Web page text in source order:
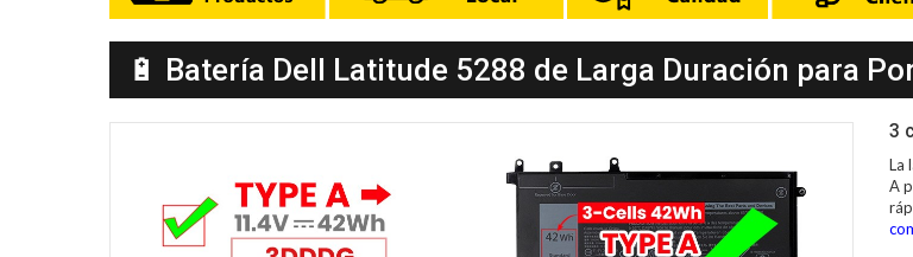
🔋 Batería Dell Latitude 5288 de Larga Duración para
3
La
A